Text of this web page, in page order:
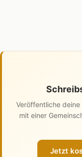
Veröffentliche deine
mit einer
Jetzt